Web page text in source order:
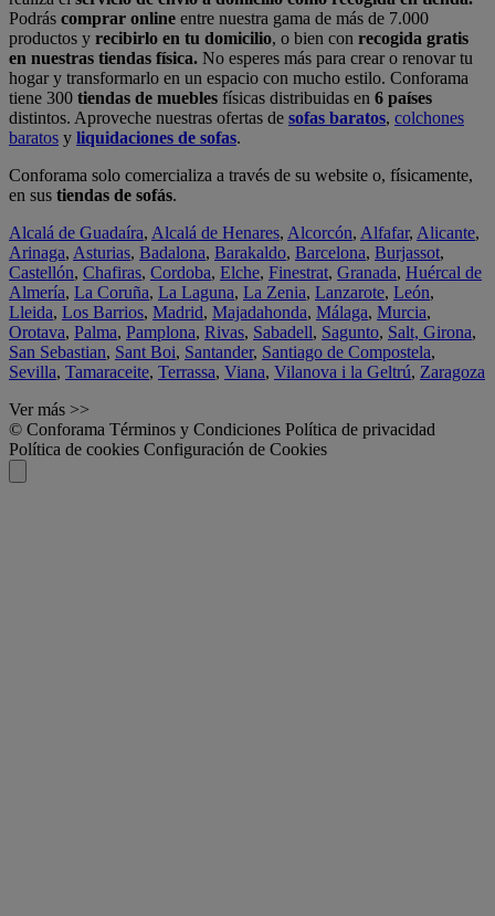
Podrás comprar online entre nuestra gama de más de 7.000
productos y recibirlo en tu domicilio, o bien con recogida gratis
en nuestras tiendas física. No esperes más para crear o renovar tu
hogar y transformarlo en un espacio con mucho estilo. Conforama
tiene 300 tiendas de muebles físicas distribuidas en 6 países
distintos. Aproveche nuestras ofertas de sofas baratos, colchones
baratos y liquidaciones de sofas.
Conforama solo comercializa a través de su website o, físicamente,
en sus tiendas de sofás.
Alcalá de Guadaíra, Alcalá de Henares, Alcorcón, Alfafar, Alicante,
Arinaga, Asturias, Badalona, Barakaldo, Barcelona, Burjassot,
Castellón, Chafiras, Cordoba, Elche, Finestrat, Granada, Huércal de
Almería, La Coruña, La Laguna, La Zenia, Lanzarote, León,
Lleida, Los Barrios, Madrid, Majadahonda, Málaga, Murcia,
Orotava, Palma, Pamplona, Rivas, Sabadell, Sagunto, Salt, Girona,
San Sebastian, Sant Boi, Santander, Santiago de Compostela,
Sevilla, Tamaraceite, Terrassa, Viana, Vilanova i la Geltrú, Zaragoza
Ver más >>
© Conforama Términos y Condiciones Política de privacidad
Política de cookies Configuración de Cookies